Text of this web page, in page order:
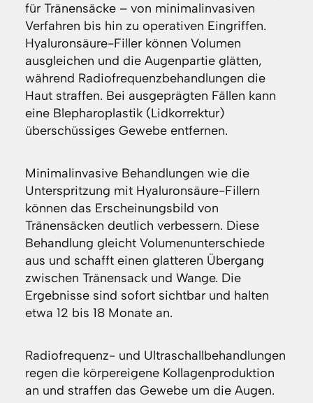
für Tränensäcke – von minimalinvasiven
Verfahren bis hin zu operativen Eingriffen.
Hyaluronsäure-Filler können Volumen
ausgleichen und die Augenpartie glätten,
während Radiofrequenzbehandlungen die
Haut straffen. Bei ausgeprägten Fällen kann
eine Blepharoplastik (Lidkorrektur)
überschüssiges Gewebe entfernen.
Minimalinvasive Behandlungen wie die
Unterspritzung mit Hyaluronsäure-Fillern
können das Erscheinungsbild von
Tränensäcken deutlich verbessern. Diese
Behandlung gleicht Volumenunterschiede
aus und schafft einen glatteren Übergang
zwischen Tränensack und Wange. Die
Ergebnisse sind sofort sichtbar und halten
etwa 12 bis 18 Monate an.
Radiofrequenz- und Ultraschallbehandlungen
regen die körpereigene Kollagenproduktion
an und straffen das Gewebe um die Augen.